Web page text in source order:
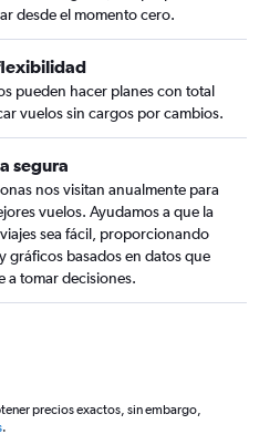
desde el momento cero.
pueden hacer planes con total
vuelos sin cargos por cambios.
segura
nos visitan anualmente para
vuelos. Ayudamos a que la
sea fácil, proporcionando
gráficos basados en datos que
a tomar decisiones.
precios exactos, sin embargo,
.